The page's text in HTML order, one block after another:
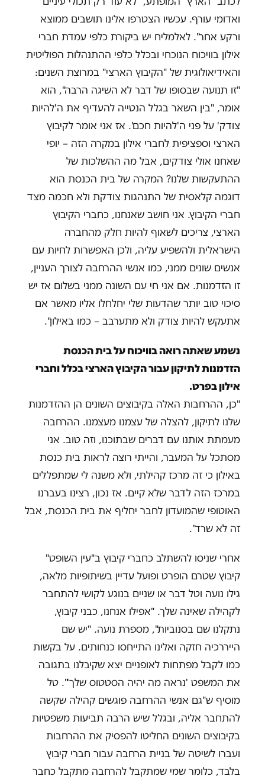
ואדומי עורף. עכשיו הצטרפו אלינו תושבים ממוצא
ורקע אחר". לאלמליח יש ביקורת כלפי עמדת חברי
אילון בוויכוח הנוכחי ובכלל כלפי ההתנהלות הפוליטית
והאידיאולוגית של "הקיבוץ הארצי" במרוצת השנים:
"זו תנועה שבסופו של דבר לא השיגה הרבה", הוא
אומר, "בין השאר בגלל הנטייה להעדיף את ה'להיות
צודק' על פני ה'להיות חכם'. אז אני אומר לקיבוץ
הארצי וספציפית לחברי אילון במקרה הזה – יופי
שאחנו אולי צודקים, אבל מה ההשלכות של
ההתעקשות שלנו? המקרה של בית הכנסת הוא
דוגמה קלאסית של התנהגות צודקת ולא חכמה מצד
חברי הקיבוץ. אני חושב שאנחנו, כחברי הקיבוץ
הארצי, צריכים לשאוף להיות חלק מהחברה
הישראלית ולהשפיע עליה, ולכן האפשרות לחיות עם
אנשים שונים ממני, כמו אנשי ההרחבה לצורך העניין,
זו הזדמנות. אם אני חי עם השונה ממני בשלום אז יש
סיכוי טוב יותר שהדעות שלי יחלחלו אליו מאשר אם
אתעקש להיות צודק ולא מתערבב – כמו באילון".
נשמע שאתה רואה בוויכוח על בית הכנסת
הזדמנות לתיקון עבור הקיבוץ הארצי בכלל וחברי
אילון בפרט.
"כן, ההרחבות האלה בקיבוצים השונים הן ההזדמנות
שלנו לתיקון, להצלה של עצמנו מעצמנו. ההרחבה
מעמתת אותנו עם דברים שבתוכנו, וזה טוב. אני
מסתכל על המעבר, והייתי רוצה לראות בית כנסת
באילון כי זה מרכז קהילתי, ולא משנה לי שמתפללים
במרכז הזה לדבר שלא קיים. אז נכון, רצינו בעברנו
האוטופי שהמועדון לחבר יחליף את בית הכנסת, אבל
זה לא שרד".
אחרי שניסו להשתלב כחברי קיבוץ ב"עין השופט"
קיבוץ שטרם הופרט ופועל עדיין בשיתופיות מלאה,
גילו נועה וטל דבר או שניים בנוגע לקושי להתחבר
לקהילה שאינה שלך. "אפילו אנחנו, כבני קיבוץ,
נתקלנו שם בסנוביות", מספרת נועה. "יש שם
הייררכיה חזקה ואלינו התייחסו כנחותים. על בקשות
כמו לקבל מפתחות לאופניים יצא שקיבלנו בתגובה
את המשפט 'נראה מה יהיה הסטטוס שלך'". טל
מוסיף ש"גם אנשי ההרחבה פוגשים קהילה שקשה
להתחבר אליה, ובגלל שיש הרבה תביעות משפטיות
בקיבוצים השונים החליטו להפסיק את ההרחבות
ועברו לשיטה של בניית הרחבה עבור חברי קיבוץ
בלבד, כלומר שמי שמתקבל להרחבה מתקבל כחבר